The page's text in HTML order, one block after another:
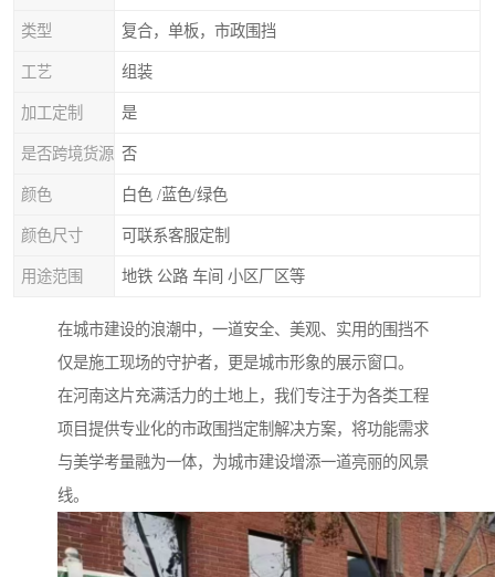
类型 复合，单板，市政围挡
工艺 组装
加工定制 是
是否跨境货源 否
颜色 白色 /蓝色/绿色
颜色尺寸 可联系客服定制
用途范围 地铁 公路 车间 小区厂区等
在城市建设的浪潮中，一道安全、美观、实用的围挡不
仅是施工现场的守护者，更是城市形象的展示窗口。
在河南这片充满活力的土地上，我们专注于为各类工程
项目提供专业化的市政围挡定制解决方案，将功能需求
与美学考量融为一体，为城市建设增添一道亮丽的风景
线。